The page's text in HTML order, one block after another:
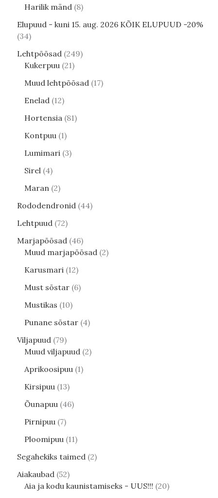
Harilik mänd 8
Elupuud - kuni 15. aug. 2026 KÕIK ELUPUUD -20%
34
Lehtpõõsad 249
Kukerpuu 21
Muud lehtpõõsad 17
Enelad 12
Hortensia 81
Kontpuu 1
Lumimari 3
Sirel 4
Maran 2
Rododendronid 44
Lehtpuud 72
Marjapõõsad 46
Muud marjapõõsad 2
Karusmari 12
Must sõstar 6
Mustikas 10
Punane sõstar 4
Viljapuud 79
Muud viljapuud 2
Aprikoosipuu 1
Kirsipuu 13
Õunapuu 46
Pirnipuu 7
Ploomipuu 11
Segahekiks taimed 2
Aiakaubad 52
Aia ja kodu kaunistamiseks - UUS!!! 20